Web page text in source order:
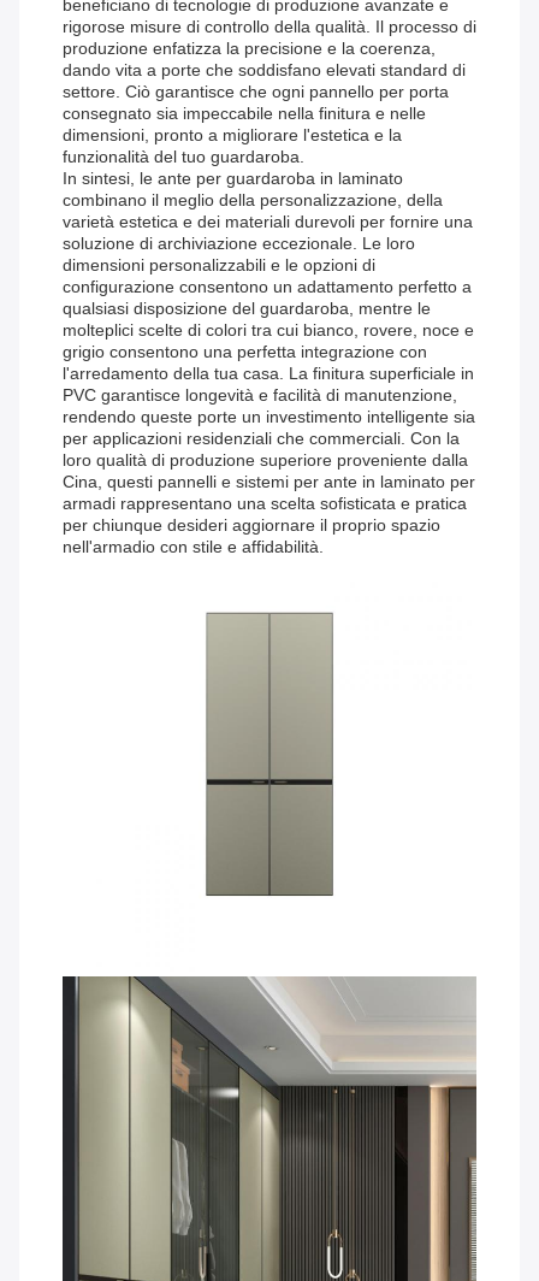
beneficiano di tecnologie di produzione avanzate e
rigorose misure di controllo della qualità. Il processo di
produzione enfatizza la precisione e la coerenza,
dando vita a porte che soddisfano elevati standard di
settore. Ciò garantisce che ogni pannello per porta
consegnato sia impeccabile nella finitura e nelle
dimensioni, pronto a migliorare l'estetica e la
funzionalità del tuo guardaroba.
In sintesi, le ante per guardaroba in laminato
combinano il meglio della personalizzazione, della
varietà estetica e dei materiali durevoli per fornire una
soluzione di archiviazione eccezionale. Le loro
dimensioni personalizzabili e le opzioni di
configurazione consentono un adattamento perfetto a
qualsiasi disposizione del guardaroba, mentre le
molteplici scelte di colori tra cui bianco, rovere, noce e
grigio consentono una perfetta integrazione con
l'arredamento della tua casa. La finitura superficiale in
PVC garantisce longevità e facilità di manutenzione,
rendendo queste porte un investimento intelligente sia
per applicazioni residenziali che commerciali. Con la
loro qualità di produzione superiore proveniente dalla
Cina, questi pannelli e sistemi per ante in laminato per
armadi rappresentano una scelta sofisticata e pratica
per chiunque desideri aggiornare il proprio spazio
nell'armadio con stile e affidabilità.